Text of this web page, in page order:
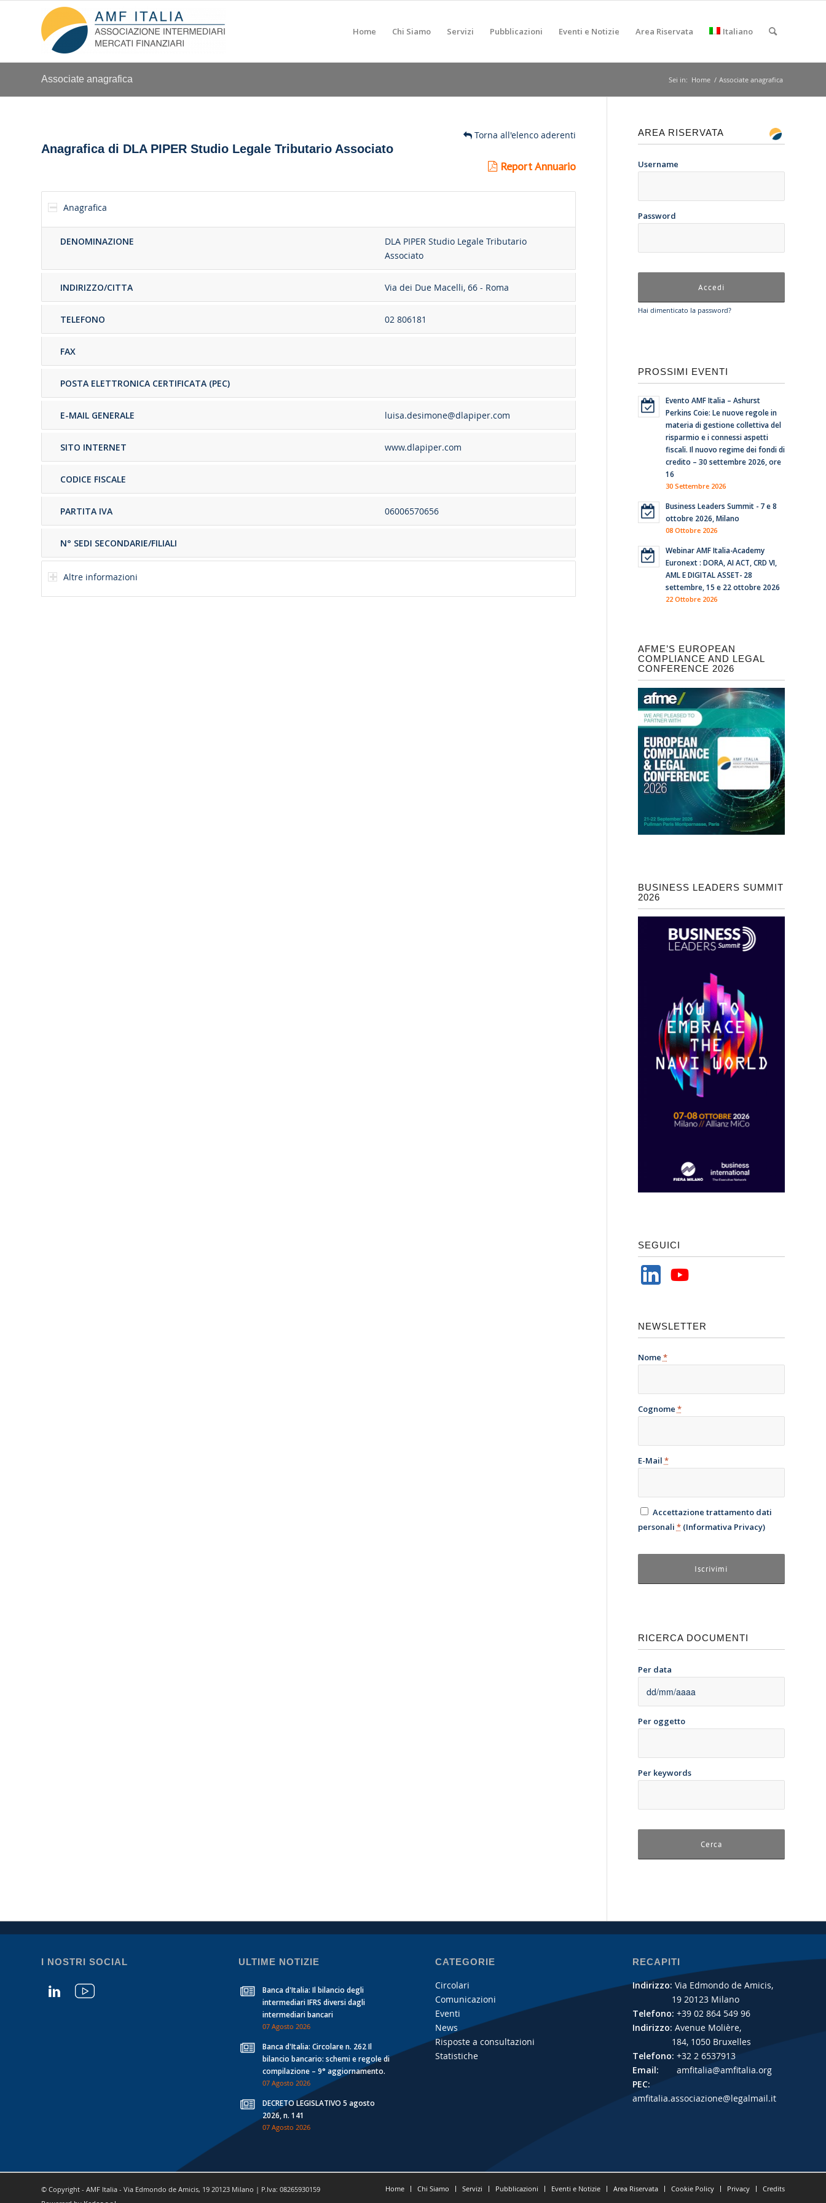
Home Chi Siamo Servizi Pubblicazioni Eventi e Notizie Area Riservata Italiano
Associate anagrafica Sei in: Home / Associate anagrafica
Torna all'elenco aderenti
Anagrafica di DLA PIPER Studio Legale Tributario Associato
Report Annuario
Anagrafica
DENOMINAZIONE
DLA PIPER Studio Legale Tributario
Associato
INDIRIZZO/CITTA Via dei Due Macelli, 66 - Roma
TELEFONO 02 806181
FAX
POSTA ELETTRONICA CERTIFICATA (PEC)
E-MAIL GENERALE luisa.desimone@dlapiper.com
SITO INTERNET www.dlapiper.com
CODICE FISCALE
PARTITA IVA 06006570656
N° SEDI SECONDARIE/FILIALI
Altre informazioni
AREA RISERVATA
Username
Password
Hai dimenticato la password?
PROSSIMI EVENTI
Evento AMF Italia – Ashurst
Perkins Coie: Le nuove regole in
materia di gestione collettiva del
risparmio e i connessi aspetti
fiscali. Il nuovo regime dei fondi di
credito – 30 settembre 2026, ore
16
30 Settembre 2026
Business Leaders Summit - 7 e 8
ottobre 2026, Milano
08 Ottobre 2026
Webinar AMF Italia-Academy
Euronext : DORA, AI ACT, CRD VI,
AML E DIGITAL ASSET- 28
settembre, 15 e 22 ottobre 2026
22 Ottobre 2026
AFME’S EUROPEAN
COMPLIANCE AND LEGAL
CONFERENCE 2026
BUSINESS LEADERS SUMMIT
2026
SEGUICI
NEWSLETTER
Nome *
Cognome *
E-Mail *
Accettazione trattamento dati
personali *(Informativa Privacy)
RICERCA DOCUMENTI
Per data
Per oggetto
Per keywords
I NOSTRI SOCIAL ULTIME NOTIZIE
Banca d'Italia: Il bilancio degli
intermediari IFRS diversi dagli
intermediari bancari
07 Agosto 2026
Banca d'Italia: Circolare n. 262 Il
bilancio bancario: schemi e regole di
compilazione – 9° aggiornamento.
07 Agosto 2026
DECRETO LEGISLATIVO 5 agosto
2026, n. 141
07 Agosto 2026
CATEGORIE
Circolari
Comunicazioni
Eventi
News
Risposte a consultazioni
Statistiche
RECAPITI
Indirizzo: Via Edmondo de Amicis,
19 20123 Milano
Telefono: +39 02 864 549 96
Indirizzo: Avenue Molière,
184, 1050 Bruxelles
Telefono: +32 2 6537913
Email:
amfitalia@amfitalia.org
PEC:
amfitalia.associazione@legalmail.it
© Copyright - AMF Italia - Via Edmondo de Amicis, 19 20123 Milano | P.Iva: 08265930159
Home Chi Siamo Servizi Pubblicazioni Eventi e Notizie Area Riservata Cookie Policy Privacy Credits